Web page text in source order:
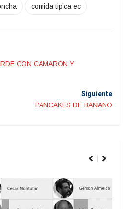
comida tipica ec
CON CAMARÓN Y
Siguiente
PANCAKES DE BANANO